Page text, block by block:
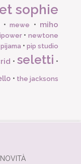
sophie
•mewe • miho
•newtone
pijama • pip studio
•seletti •
• the jacksons